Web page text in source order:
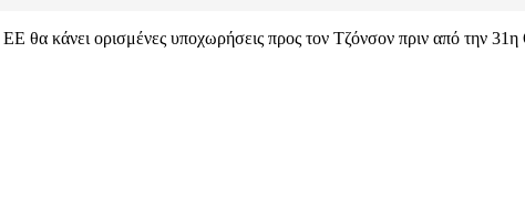
ΕΕ θα κάνει ορισμένες υποχωρήσεις προς τον Τζόνσον πριν από την